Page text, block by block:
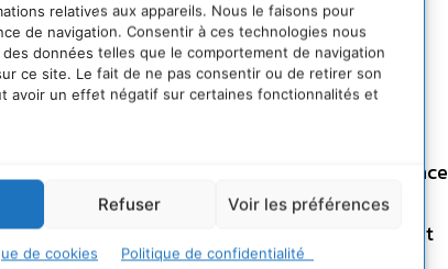
relatives aux appareils. Nous le faisons pour
de navigation. Consentir à ces technologies nous
données telles que le comportement de navigation
ce site. Le fait de ne pas consentir ou de retirer son
avoir un effet négatif sur certaines fonctionnalités et
Refuser Voir les préférences
de cookies Politique de confidentialité
libère 120 mégajoules, alors qu’1 kg d’essence
moins dense, il faut le comprimer, pour
700 bars. En fait, cinquième paradoxe, ce n’est